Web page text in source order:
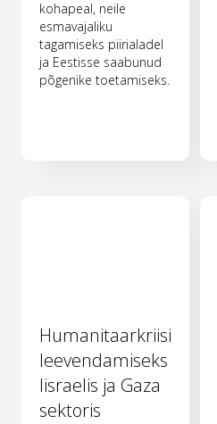
kohapeal, neile
esmavajaliku
tagamiseks piirialadel
ja Eestisse saabunud
põgenike toetamiseks.
Humanitaarkriisi
leevendamiseks
Iisraelis ja Gaza
sektoris